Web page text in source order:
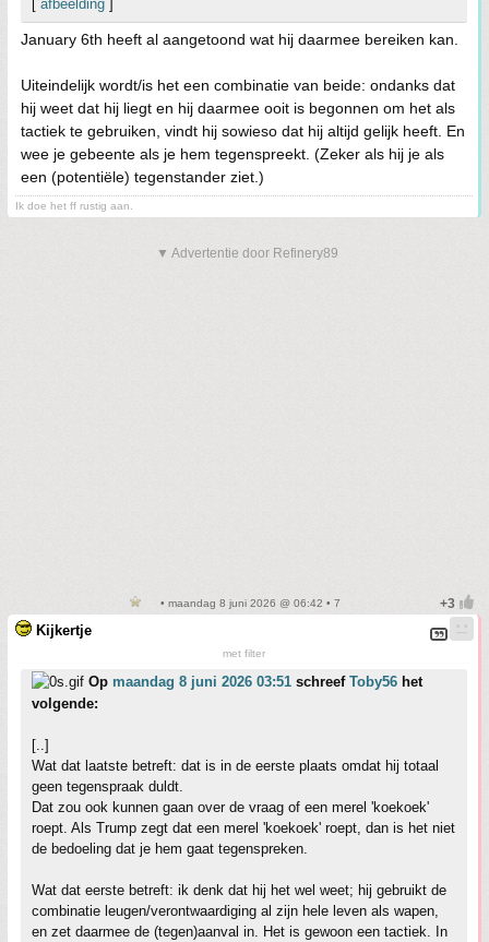
[ afbeelding ]
January 6th heeft al aangetoond wat hij daarmee bereiken kan.
Uiteindelijk wordt/is het een combinatie van beide: ondanks dat
hij weet dat hij liegt en hij daarmee ooit is begonnen om het als
tactiek te gebruiken, vindt hij sowieso dat hij altijd gelijk heeft. En
wee je gebeente als je hem tegenspreekt. (Zeker als hij je als
een (potentiële) tegenstander ziet.)
Ik doe het ff rustig aan.
▼ Advertentie door Refinery89
• maandag 8 juni 2026 @ 06:42 • 7
Kijkertje
met filter
Op maandag 8 juni 2026 03:51 schreef Toby56 het
volgende:
[..]
Wat dat laatste betreft: dat is in de eerste plaats omdat hij totaal
geen tegenspraak duldt.
Dat zou ook kunnen gaan over de vraag of een merel 'koekoek'
roept. Als Trump zegt dat een merel 'koekoek' roept, dan is het niet
de bedoeling dat je hem gaat tegenspreken.
Wat dat eerste betreft: ik denk dat hij het wel weet; hij gebruikt de
combinatie leugen/verontwaardiging al zijn hele leven als wapen,
en zet daarmee de (tegen)aanval in. Het is gewoon een tactiek. In